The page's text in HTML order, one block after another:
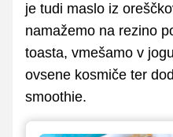
je tudi maslo iz
namažemo na rezino
toasta, vmešamo v
ovsene kosmiče ter
smoothie.